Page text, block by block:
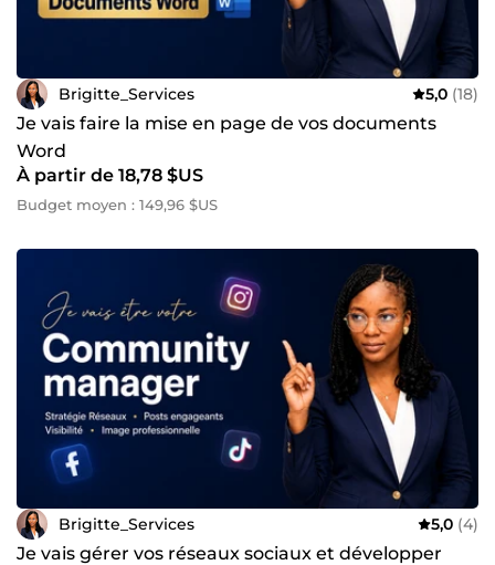
Brigitte_Services 5,0 (18)
Je vais faire la mise en page de vos documents
Word
À partir de 18,78 $US
Budget moyen : 149,96 $US
Brigitte_Services 5,0 (4)
Je vais gérer vos réseaux sociaux et développer